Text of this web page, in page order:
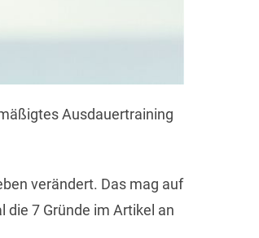
Ausdauertraining
verändert. Das mag auf
die 7 Gründe im Artikel an